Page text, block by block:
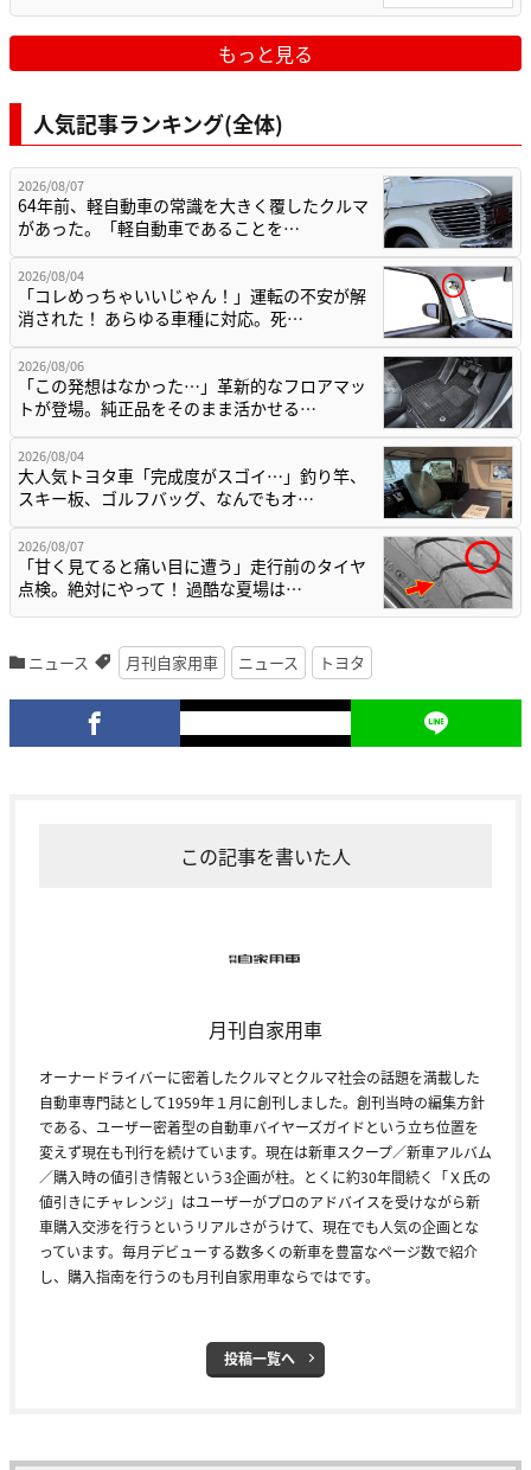
もっと見る
人気記事ランキング(全体)
2026/08/07
64年前、軽自動車の常識を大きく覆したクルマ
があった。「軽自動車であることを…
2026/08/04
「コレめっちゃいいじゃん！」運転の不安が解
消された！ あらゆる車種に対応。死…
2026/08/06
「この発想はなかった…」革新的なフロアマッ
トが登場。純正品をそのまま活かせる…
2026/08/04
大人気トヨタ車「完成度がスゴイ…」釣り竿、
スキー板、ゴルフバッグ、なんでもオ…
2026/08/07
「甘く見てると痛い目に遭う」走行前のタイヤ
点検。絶対にやって！ 過酷な夏場は…
ニュース 月刊自家用車 ニュース トヨタ
この記事を書いた人
月刊自家用車
オーナードライバーに密着したクルマとクルマ社会の話題を満載した
自動車専門誌として1959年１月に創刊しました。創刊当時の編集方針
である、ユーザー密着型の自動車バイヤーズガイドという立ち位置を
変えず現在も刊行を続けています。現在は新車スクープ／新車アルバム
／購入時の値引き情報という3企画が柱。とくに約30年間続く「Ｘ氏の
値引きにチャレンジ」はユーザーがプロのアドバイスを受けながら新
車購入交渉を行うというリアルさがうけて、現在でも人気の企画とな
っています。毎月デビューする数多くの新車を豊富なページ数で紹介
し、購入指南を行うのも月刊自家用車ならではです。
投稿一覧へ